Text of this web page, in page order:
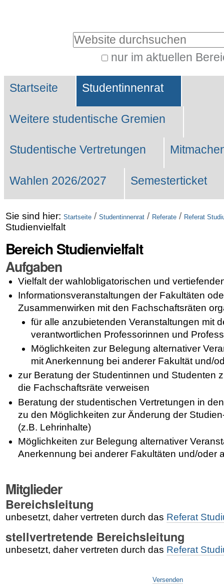
Website durchsuchen
nur im aktuellen
Suche…
Sektionen
Startseite Studentinnenrat
Weitere studentische Gremien
Studentische Vertretungen
Wahlen 2026/2027 Semesterticket
Sie sind hier: Startseite / Studentinnenrat / Referate / Referat
Studienvielfalt
Bereich Studienvielfalt
Aufgaben
Vielfalt derwahlobligatorischen und
Informationsveranstaltungen der Fakultäten
Zusammenwirken mit den Fachschaftsräten
für alle anzubietenden Veranstaltungen mit
verantwortlichen Professorinnen und
Möglichkeiten zur Belegung alternativer
mit Anerkennung bei anderer Fakultät und/
zur Beratung der Studentinnen und Studenten
die Fachschaftsräte verweisen
Beratung der studentischen Vertretungen in
zu den Möglichkeiten zur Änderung der
(z.B. Lehrinhalte)
Möglichkeiten zur Belegung alternativer
Anerkennung bei anderer Fakultäten und/oder
Mitglieder
Bereichsleitung
unbesetzt, daher vertreten durch das Referat
stellvertretende Bereichsleitung
unbesetzt, daher vertreten durch das Referat
Versenden